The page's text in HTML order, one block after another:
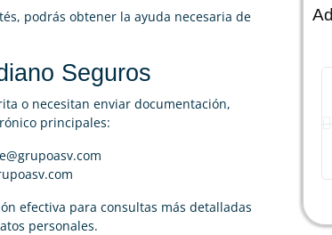
podrás obtener la ayuda necesaria de
Seguros
o necesitan enviar documentación,
principales:
efectiva para consultas más detalladas
personales.